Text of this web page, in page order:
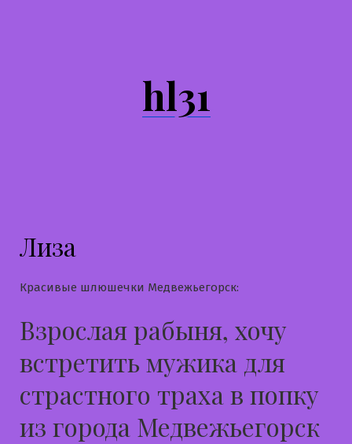
hl31
Лиза
Красивые шлюшечки Медвежьегорск:
Взрослая рабыня, хочу
встретить мужика для
страстного траха в попку
из города Медвежьегорск